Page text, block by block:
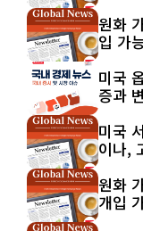
원화
입 가
미국
증과
미국
이나,
원화
개입